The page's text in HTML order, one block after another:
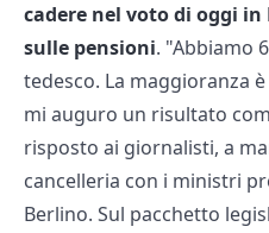
cadere nel voto di oggi
sulle pensioni. "Abbiamo
tedesco. La maggioranza
mi auguro un risultato
risposto ai giornalisti, a
cancelleria con i ministri
Berlino. Sul pacchetto